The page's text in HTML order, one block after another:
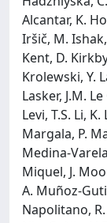
Alcantar, K.
Iršič, M. Ishak,
Kent, D.
Krolewski, Y.
Lasker, J.M.
Levi, T.S. Li,
Margala, P.
Medina-
Miquel, J.
A. Muñoz-
Napolitano,